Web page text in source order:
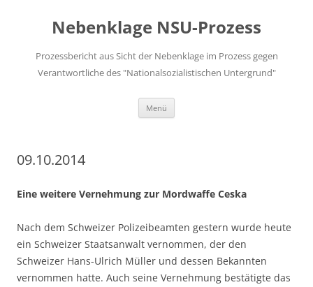
springenNebenklage NSU-Prozess
Prozessbericht aus Sicht der Nebenklage im Prozess gegen
Verantwortliche des "Nationalsozialistischen Untergrund"
Menü
09.10.2014
Eine weitere Vernehmung zur Mordwaffe Ceska
Nach dem Schweizer Polizeibeamten gestern wurde heute
ein Schweizer Staatsanwalt vernommen, der den
Schweizer Hans-Ulrich Müller und dessen Bekannten
vernommen hatte. Auch seine Vernehmung bestätigte das